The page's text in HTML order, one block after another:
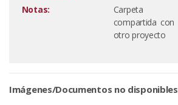
Notas:
Carpeta
compartida con
otro proyecto
Imágenes/Documentos no disponibles